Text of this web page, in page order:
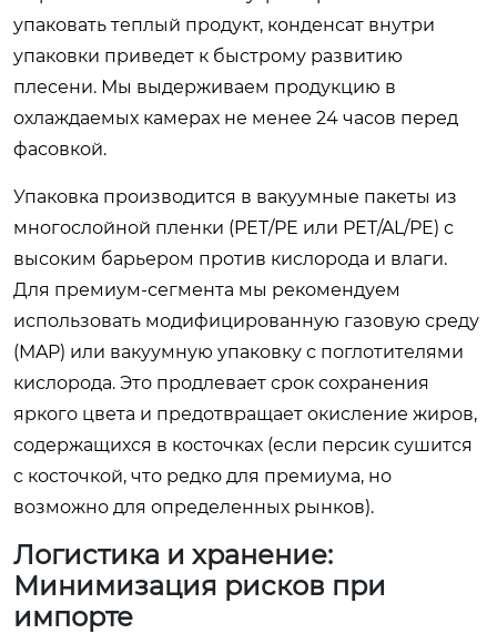
упаковать теплый продукт, конденсат внутри
упаковки приведет к быстрому развитию
плесени. Мы выдерживаем продукцию в
охлаждаемых камерах не менее 24 часов перед
фасовкой.
Упаковка производится в вакуумные пакеты из
многослойной пленки (PET/PE или PET/AL/PE) с
высоким барьером против кислорода и влаги.
Для премиум-сегмента мы рекомендуем
использовать модифицированную газовую среду
(MAP) или вакуумную упаковку с поглотителями
кислорода. Это продлевает срок сохранения
яркого цвета и предотвращает окисление жиров,
содержащихся в косточках (если персик сушится
с косточкой, что редко для премиума, но
возможно для определенных рынков).
Логистика и хранение:
Минимизация рисков при
импорте